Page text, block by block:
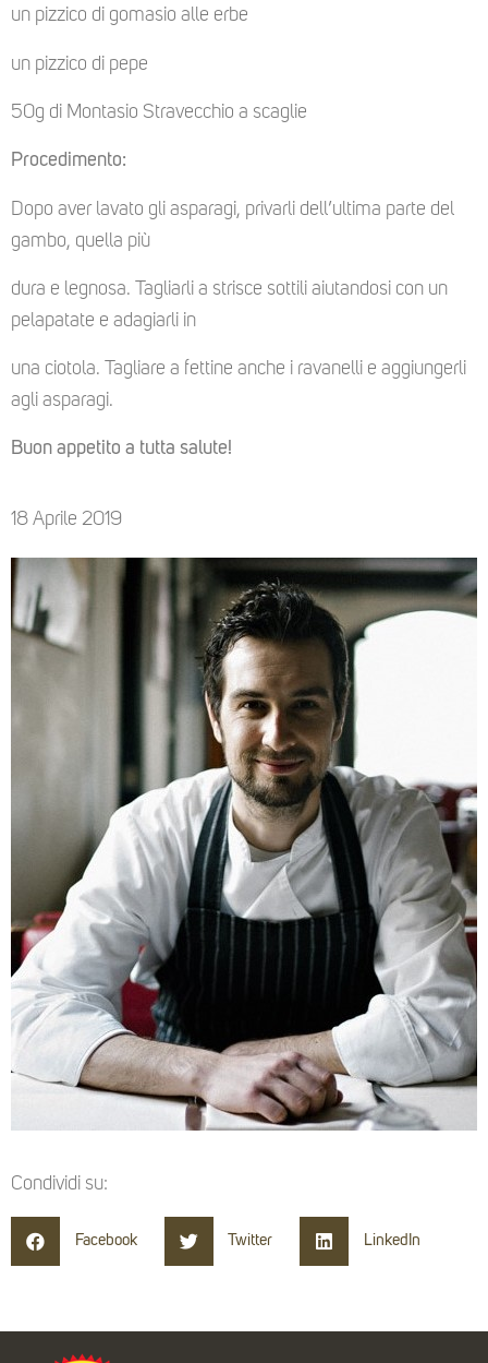
un pizzico di gomasio alle erbe
un pizzico di pepe
50g di Montasio Stravecchio a scaglie
Procedimento:
Dopo aver lavato gli asparagi, privarli dell’ultima parte del
gambo, quella più
dura e legnosa. Tagliarli a strisce sottili aiutandosi con un
pelapatate e adagiarli in
una ciotola. Tagliare a fettine anche i ravanelli e aggiungerli
agli asparagi.
Buon appetito a tutta salute!
18 Aprile 2019
Condividi su:
Facebook Twitter LinkedIn